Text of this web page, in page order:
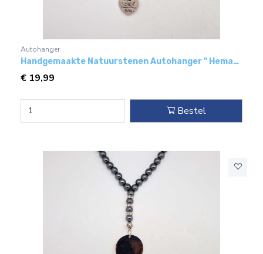
Autohanger
Handgemaakte Natuurstenen Autohanger " Hematiet"- Met metaal hanger - "Dad"
€ 19,99
Bestel